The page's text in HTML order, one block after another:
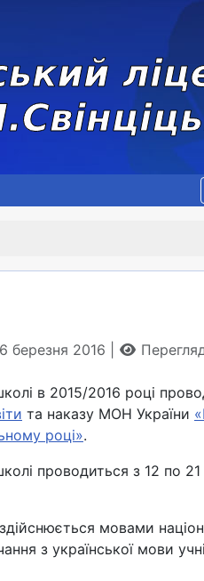
березня 2016
в 2015/2016 році
та наказу МОН України
році».
проводиться з 12 по
мовами
з української мови